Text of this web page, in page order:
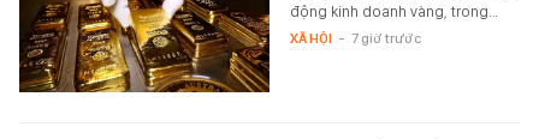
động kinh doanh vàng, trong…
XÃ HỘI - 7 giờ trước